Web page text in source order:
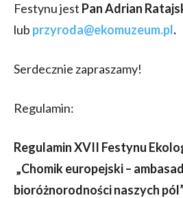
Festynu jest Pan Adrian
lub przyroda@ekomuzeum.pl.
Serdecznie zapraszamy!
Regulamin:
Regulamin XVII Festynu
„Chomik europejski –
bioróżnorodności naszych